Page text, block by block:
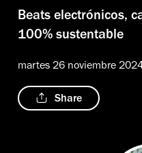
Beats electrónicos,
100% sustentable
martes 26 noviembre
Share